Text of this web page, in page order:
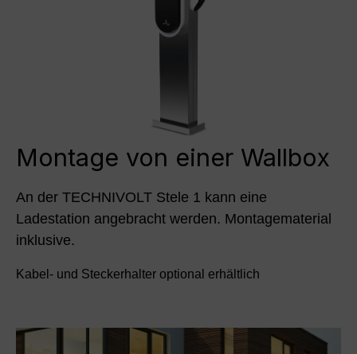
Montage von einer Wallbox
An der TECHNIVOLT Stele 1 kann eine
Ladestation angebracht werden. Montagematerial
inklusive.
Kabel- und Steckerhalter optional erhältlich